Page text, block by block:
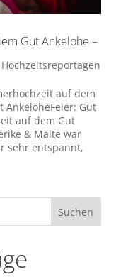
Gut Ankelohe –
Hochzeitsreportagen
auf dem
AnkeloheFeier: Gut
auf dem Gut
& Malte war
sehr entspannt,